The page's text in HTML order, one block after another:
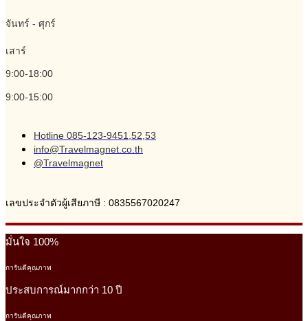
จันทร์ - ศุกร์
เสาร์
9:00-18:00
9:00-15:00
Hotline 085-123-9451,52,53
info@Travelmagnet.co.th
@Travelmagnet
เลขประจำตัวผู้เสียภาษี : 0835567020247
มั่นใจ 100%
การันตีคุณภาพ
ประสบการณ์มากกว่า 10 ปี
การันตีคุณภาพ